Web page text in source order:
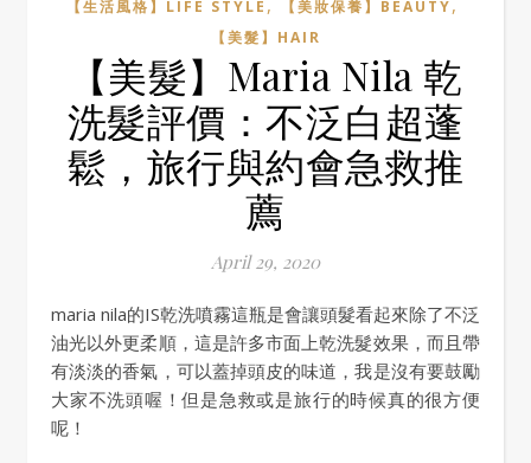
【生活風格】LIFE STYLE , 【美妝保養】BEAUTY,
【美髮】HAIR
【美髮】Maria Nila 乾
洗髮評價：不泛白超蓬
鬆，旅行與約會急救推
薦
April 29, 2020
maria nila的IS乾洗噴霧這瓶是會讓頭髮看起來除了不泛
油光以外更柔順，這是許多市面上乾洗髮效果，而且帶
有淡淡的香氣，可以蓋掉頭皮的味道，我是沒有要鼓勵
大家不洗頭喔！但是急救或是旅行的時候真的很方便
呢！